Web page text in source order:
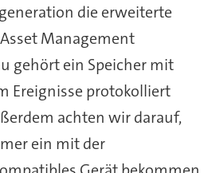
die erweiterte
Management
gehört ein Speicher mit
Ereignisse protokolliert
achten wir darauf,
ein mit der